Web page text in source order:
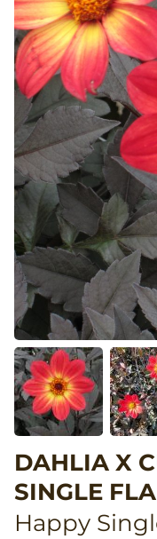
DAHLIA X
SINGLE
Happy